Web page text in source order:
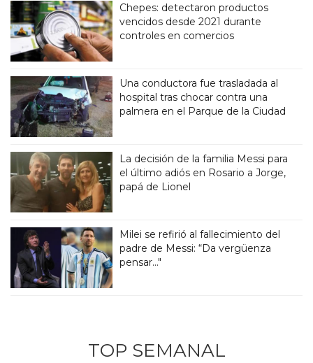
Chepes: detectaron productos
vencidos desde 2021 durante
controles en comercios
Una conductora fue trasladada al
hospital tras chocar contra una
palmera en el Parque de la Ciudad
La decisión de la familia Messi para
el último adiós en Rosario a Jorge,
papá de Lionel
Milei se refirió al fallecimiento del
padre de Messi: “Da vergüenza
pensar..."
TOP SEMANAL